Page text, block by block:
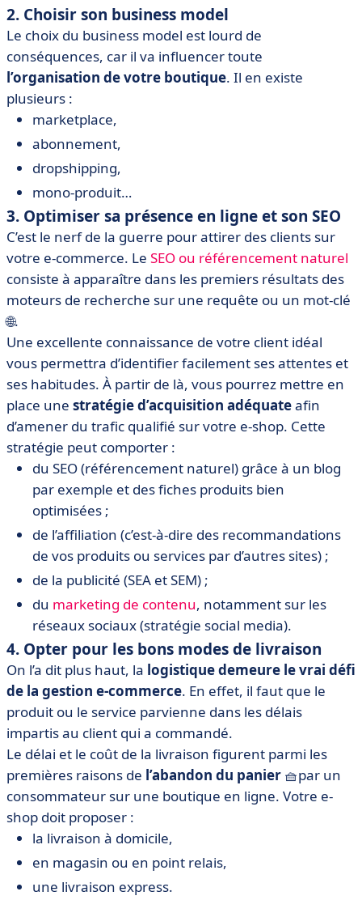
2. Choisir son business model
Le choix du business model est lourd de
conséquences, car il va influencer toute
l’organisation de votre boutique. Il en existe
plusieurs :
marketplace,
abonnement,
dropshipping,
mono-produit…
3. Optimiser sa présence en ligne et son SEO
C’est le nerf de la guerre pour attirer des clients sur
votre e-commerce. Le SEO ou référencement naturel
consiste à apparaître dans les premiers résultats des
moteurs de recherche sur une requête ou un mot-clé
🌐.
Une excellente connaissance de votre client idéal
vous permettra d’identifier facilement ses attentes et
ses habitudes. À partir de là, vous pourrez mettre en
place une stratégie d’acquisition adéquateafin
d’amener du trafic qualifié sur votre e-shop. Cette
stratégie peut comporter :
du SEO (référencement naturel) grâce à un blog
par exemple et des fiches produits bien
optimisées ;
de l’affiliation (c’est-à-dire des recommandations
de vos produits ou services par d’autres sites) ;
de la publicité (SEA et SEM) ;
du marketing de contenu, notamment sur les
réseaux sociaux (stratégie social media).
4. Opter pour les bons modes de livraison
On l’a dit plus haut, la logistique demeure le vrai défi
de la gestion e-commerce. En effet, il faut que le
produit ou le service parvienne dans les délais
impartis au client qui a commandé.
Le délai et le coût de la livraison figurent parmi les
premières raisons de l’abandon du panier 🧺par un
consommateur sur une boutique en ligne. Votre e-
shop doit proposer :
la livraison à domicile,
en magasin ou en point relais,
une livraison express.